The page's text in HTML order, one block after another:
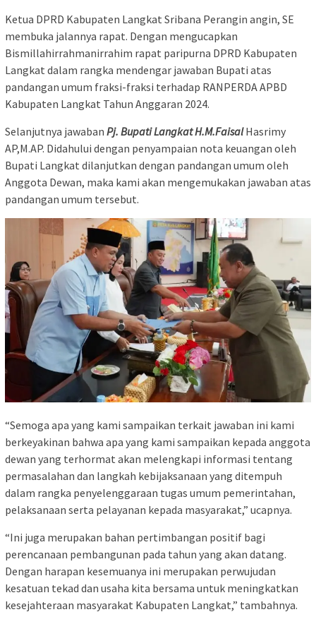
Ketua DPRD Kabupaten Langkat Sribana Perangin angin, SE
membuka jalannya rapat. Dengan mengucapkan
Bismillahirrahmanirrahim rapat paripurna DPRD Kabupaten
Langkat dalam rangka mendengar jawaban Bupati atas
pandangan umum fraksi-fraksi terhadap RANPERDA APBD
Kabupaten Langkat Tahun Anggaran 2024.
Selanjutnya jawaban Pj. Bupati Langkat H.M.FaisalHasrimy
AP,M.AP. Didahului dengan penyampaian nota keuangan oleh
Bupati Langkat dilanjutkan dengan pandangan umum oleh
Anggota Dewan, maka kami akan mengemukakan jawaban atas
pandangan umum tersebut.
“Semoga apa yang kami sampaikan terkait jawaban ini kami
berkeyakinan bahwa apa yang kami sampaikan kepada anggota
dewan yang terhormat akan melengkapi informasi tentang
permasalahan dan langkah kebijaksanaan yang ditempuh
dalam rangka penyelenggaraan tugas umum pemerintahan,
pelaksanaan serta pelayanan kepada masyarakat,” ucapnya.
“Ini juga merupakan bahan pertimbangan positif bagi
perencanaan pembangunan pada tahun yang akan datang.
Dengan harapan kesemuanya ini merupakan perwujudan
kesatuan tekad dan usaha kita bersama untuk meningkatkan
kesejahteraan masyarakat Kabupaten Langkat,” tambahnya.